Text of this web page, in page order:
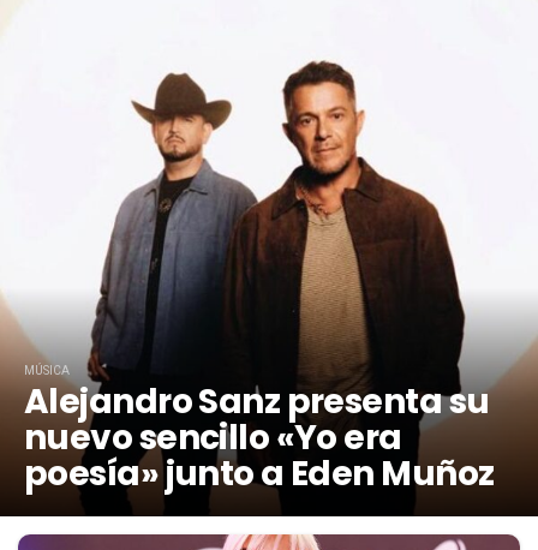
MÚSICA
Alejandro Sanz presenta su
nuevo sencillo «Yo era
poesía» junto a Eden Muñoz